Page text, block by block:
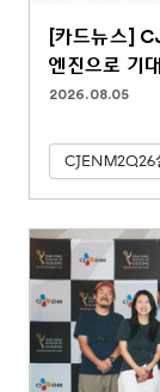
[카드뉴스]
엔진으로 기
2026.08.05
CJENM2Q26